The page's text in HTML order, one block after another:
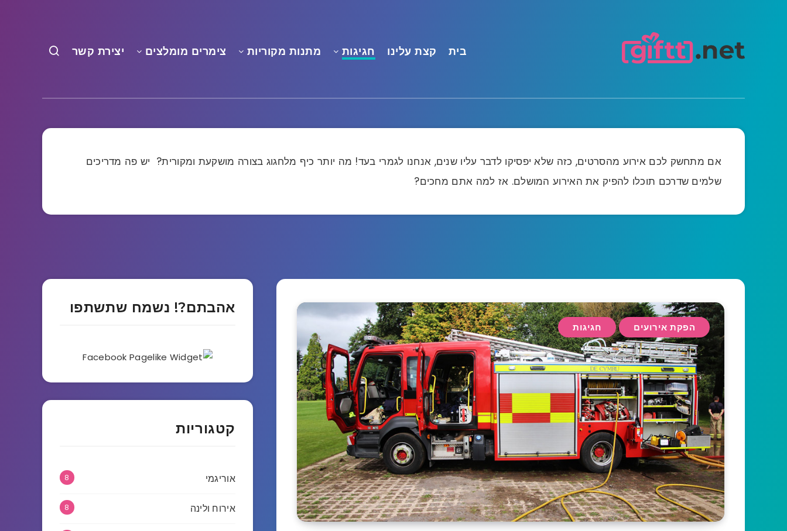
בית קצת עלינו חגיגות מתנות מקוריות צימרים מומלצים יצירת קשר
אם מתחשק לכם אירוע מהסרטים, כזה שלא יפסיקו לדבר עליו שנים, אנחנו לגמרי בעד! מה יותר כיף מלחגוג בצורה מושקעת ומקורית? יש פה מדריכים
שלמים שדרכם תוכלו להפיק את האירוע המושלם. אז למה אתם מחכים?
הפקת אירועים חגיגות
אהבתם?! נשמח שתשתפו
קטגוריות
אוריגמי 8
אירוח ולינה 8